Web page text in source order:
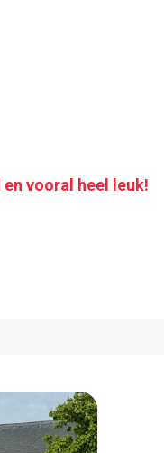
vooral heel leuk!